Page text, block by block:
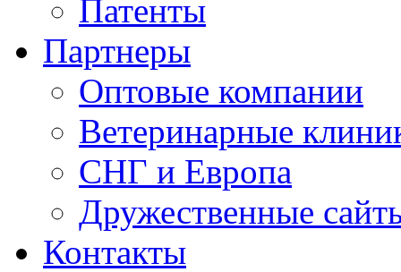
Патенты
Партнеры
Оптовые компании
Ветеринарные
СНГ и Европа
Дружественные
Контакты